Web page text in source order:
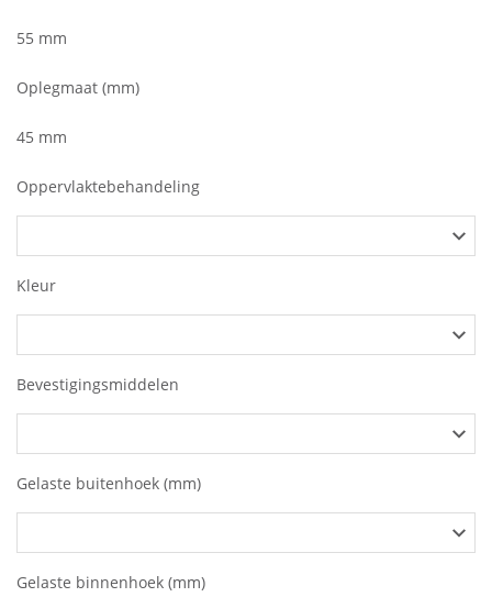
55 mm
Oplegmaat (mm)
45 mm
Oppervlaktebehandeling
Kleur
Bevestigingsmiddelen
Gelaste buitenhoek (mm)
Gelaste binnenhoek (mm)